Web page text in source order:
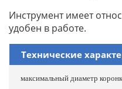
Инструмент имеет
удобен в работе.
Технические
максимальный диаметр